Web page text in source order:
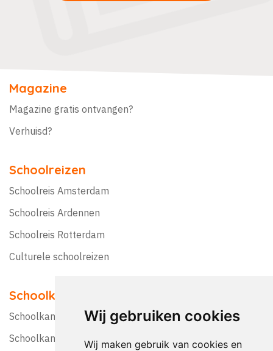
Wij gebruiken cookies
Wij maken gebruik van cookies en
Magazine
Magazine gratis ontvangen?
Verhuisd?
Schoolreizen
Schoolreis Amsterdam
Schoolreis Ardennen
Schoolreis Rotterdam
Culturele schoolreizen
Schoolkampen
Schoolkamp Nederland
Schoolkamp België